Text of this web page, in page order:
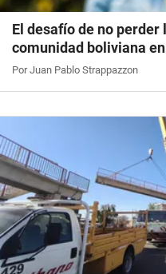
El desafío de no
comunidad boliviana
Por Juan Pablo Strappazzon